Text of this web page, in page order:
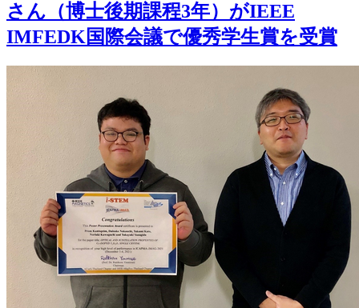
さん（博士後期課程3年）がIEEE
IMFEDK国際会議で優秀学生賞を受賞